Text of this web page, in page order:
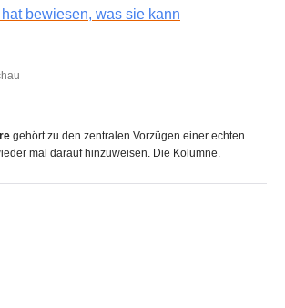
hat bewiesen, was sie kann
gehört zu den zentralen Vorzügen einer echten
mal darauf hinzuweisen. Die Kolumne.